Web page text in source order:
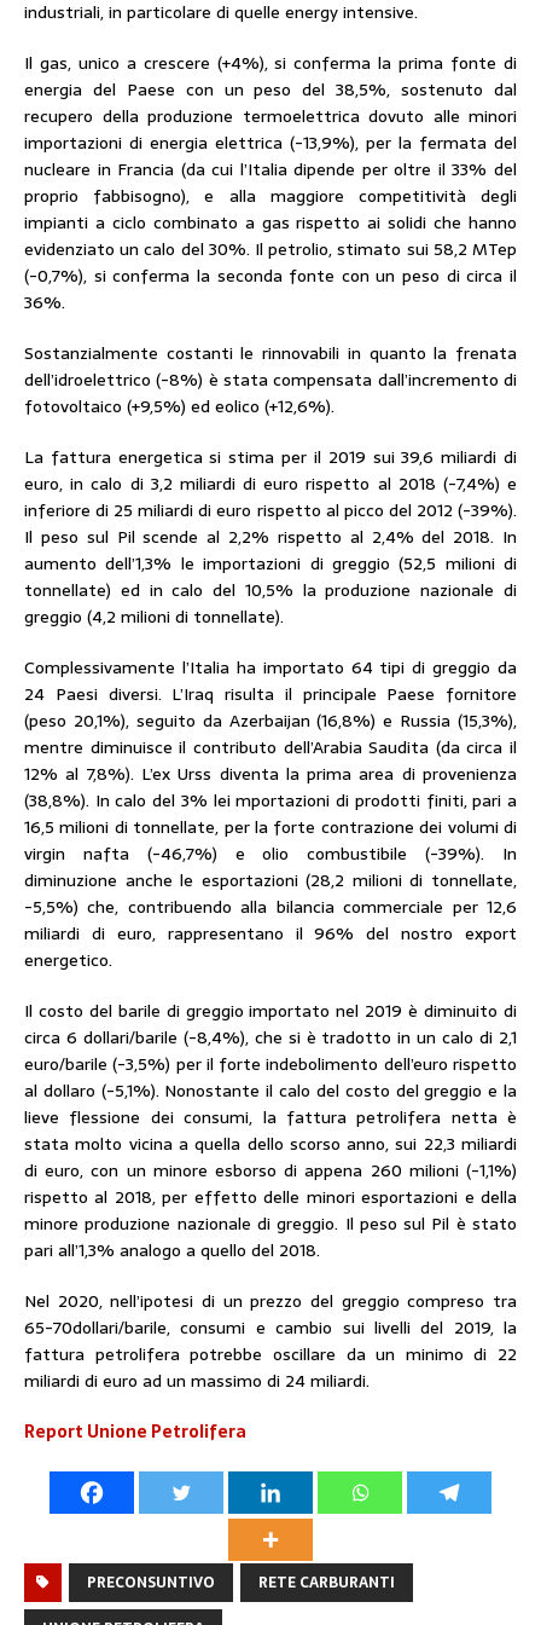
industriali, in particolare di quelle energy intensive.
Il gas, unico a crescere (+4%), si conferma la prima fonte di
energia del Paese con un peso del 38,5%, sostenuto dal
recupero della produzione termoelettrica dovuto alle minori
importazioni di energia elettrica (-13,9%), per la fermata del
nucleare in Francia (da cui l’Italia dipende per oltre il 33% del
proprio fabbisogno), e alla maggiore competitività degli
impianti a ciclo combinato a gas rispetto ai solidi che hanno
evidenziato un calo del 30%. Il petrolio, stimato sui 58,2 MTep
(-0,7%), si conferma la seconda fonte con un peso di circa il
36%.
Sostanzialmente costanti le rinnovabili in quanto la frenata
dell’idroelettrico (-8%) è stata compensata dall’incremento di
fotovoltaico (+9,5%) ed eolico (+12,6%).
La fattura energetica si stima per il 2019 sui 39,6 miliardi di
euro, in calo di 3,2 miliardi di euro rispetto al 2018 (-7,4%) e
inferiore di 25 miliardi di euro rispetto al picco del 2012 (-39%).
Il peso sul Pil scende al 2,2% rispetto al 2,4% del 2018. In
aumento dell’1,3% le importazioni di greggio (52,5 milioni di
tonnellate) ed in calo del 10,5% la produzione nazionale di
greggio (4,2 milioni di tonnellate).
Complessivamente l’Italia ha importato 64 tipi di greggio da
24 Paesi diversi. L’Iraq risulta il principale Paese fornitore
(peso 20,1%), seguito da Azerbaijan (16,8%) e Russia (15,3%),
mentre diminuisce il contributo dell’Arabia Saudita (da circa il
12% al 7,8%). L’ex Urss diventa la prima area di provenienza
(38,8%). In calo del 3% lei mportazioni di prodotti finiti, pari a
16,5 milioni di tonnellate, per la forte contrazione dei volumi di
virgin nafta (-46,7%) e olio combustibile (-39%). In
diminuzione anche le esportazioni (28,2 milioni di tonnellate,
-5,5%) che, contribuendo alla bilancia commerciale per 12,6
miliardi di euro, rappresentano il 96% del nostro export
energetico.
Il costo del barile di greggio importato nel 2019 è diminuito di
circa 6 dollari/barile (-8,4%), che si è tradotto in un calo di 2,1
euro/barile (-3,5%) per il forte indebolimento dell’euro rispetto
al dollaro (-5,1%). Nonostante il calo del costo del greggio e la
lieve flessione dei consumi, la fattura petrolifera netta è
stata molto vicina a quella dello scorso anno, sui 22,3 miliardi
di euro, con un minore esborso di appena 260 milioni (-1,1%)
rispetto al 2018, per effetto delle minori esportazioni e della
minore produzione nazionale di greggio. Il peso sul Pil è stato
pari all’1,3% analogo a quello del 2018.
Nel 2020, nell’ipotesi di un prezzo del greggio compreso tra
65-70dollari/barile, consumi e cambio sui livelli del 2019, la
fattura petrolifera potrebbe oscillare da un minimo di 22
miliardi di euro ad un massimo di 24 miliardi.
Report Unione Petrolifera
PRECONSUNTIVO
RETE CARBURANTI